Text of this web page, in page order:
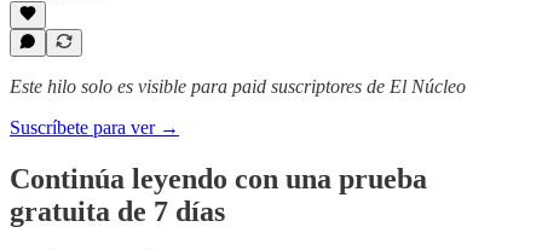
Este hilo solo es visible para paid suscriptores de El Núcleo
Suscríbete para ver →
Continúa leyendo con una prueba
gratuita de 7 días